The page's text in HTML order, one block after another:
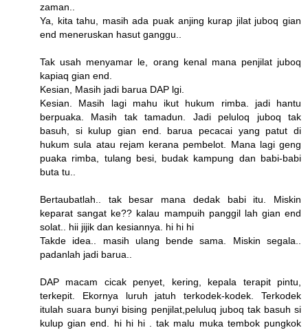
zaman..
Ya, kita tahu, masih ada puak anjing kurap jilat juboq gian
end meneruskan hasut ganggu..
Tak usah menyamar le, orang kenal mana penjilat juboq
kapiaq gian end.
Kesian, Masih jadi barua DAP lgi.
Kesian. Masih lagi mahu ikut hukum rimba. jadi hantu
berpuaka. Masih tak tamadun. Jadi peluloq juboq tak
basuh, si kulup gian end. barua pecacai yang patut di
hukum sula atau rejam kerana pembelot. Mana lagi geng
puaka rimba, tulang besi, budak kampung dan babi-babi
buta tu..
Bertaubatlah.. tak besar mana dedak babi itu. Miskin
keparat sangat ke?? kalau mampuih panggil lah gian end
solat.. hii jijik dan kesiannya. hi hi hi
Takde idea.. masih ulang bende sama. Miskin segala..
padanlah jadi barua..
DAP macam cicak penyet, kering, kepala terapit pintu,
terkepit. Ekornya luruh jatuh terkodek-kodek. Terkodek
itulah suara bunyi bising penjilat,peluluq juboq tak basuh si
kulup gian end. hi hi hi . tak malu muka tembok pungkok